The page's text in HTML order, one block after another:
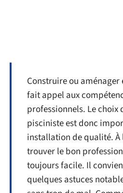
Construire ou
fait appel aux
professionnels. Le choix
pisciniste est donc
installation de qualité. À
trouver le bon
toujours facile. Il
quelques astuces